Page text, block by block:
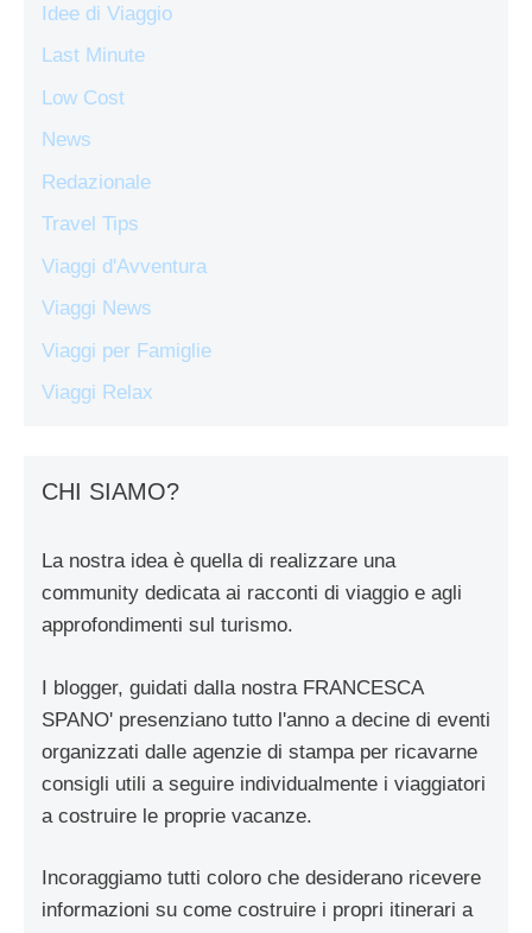
Idee di Viaggio
Last Minute
Low Cost
News
Redazionale
Travel Tips
Viaggi d'Avventura
Viaggi News
Viaggi per Famiglie
Viaggi Relax
CHI SIAMO?
La nostra idea è quella di realizzare una
community dedicata ai racconti di viaggio e agli
approfondimenti sul turismo.
I blogger, guidati dalla nostra FRANCESCA
SPANO' presenziano tutto l'anno a decine di eventi
organizzati dalle agenzie di stampa per ricavarne
consigli utili a seguire individualmente i viaggiatori
a costruire le proprie vacanze.
Incoraggiamo tutti coloro che desiderano ricevere
informazioni su come costruire i propri itinerari a